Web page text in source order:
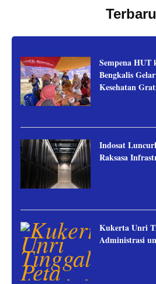
Terbaru
Sempena HUT
Bengkalis
Kesehatan
Indosat
Raksasa
Kukerta Unri
Administrasi